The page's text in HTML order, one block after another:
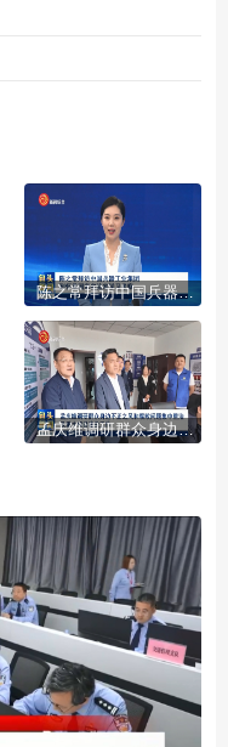
陈之常拜访中国兵器工业集团 到怀柔国家实验室学习考察
孟庆维调研群众身边不正之风和腐败问题集中整治及重大项目建设工作